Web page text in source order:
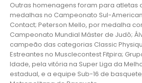
Outras homenagens foram para atletas
medalhas no Campeonato Sul-
Contact; Peterson Mello, por medalha
Campeonato Mundial Máster de Judô;
campeão das categorias Classic
Estreantes no Musclecontest Fitpira;
Idade, pela vitória na Super Liga da
estadual, e a equipe Sub-16 de